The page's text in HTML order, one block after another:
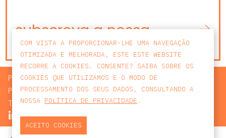
subscreva a nossa
newsletter
PROCURAR
POLÍTICA DE PRIVACIDADE
TERMOS E CONDIÇÕES
COM VISTA A PROPORCIONAR-LHE UMA NAVEGAÇÃO
OTIMIZADA E MELHORADA, ESTE ESTE WEBSITE
RECORRE A COOKIES. CONSENTE? SAIBA SOBRE OS
COOKIES QUE UTILIZAMOS E O MODO DE
PROCESSAMENTO DOS SEUS DADOS, CONSULTANDO A
NOSSA POLÍTICA DE PRIVACIDADE .
ACEITO COOKIES